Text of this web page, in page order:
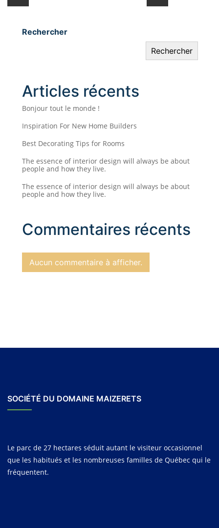
Rechercher
Rechercher
Articles récents
Bonjour tout le monde !
Inspiration For New Home Builders
Best Decorating Tips for Rooms
The essence of interior design will always be about
people and how they live.
The essence of interior design will always be about
people and how they live.
Commentaires récents
Aucun commentaire à afficher.
SOCIÉTÉ DU DOMAINE MAIZERETS
Le parc de 27 hectares séduit autant le visiteur occasionnel
que les habitués et les nombreuses familles de Québec qui le
fréquentent.